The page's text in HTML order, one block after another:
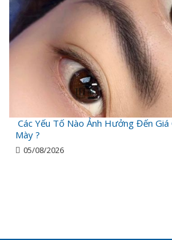
Các Yếu Tố Nào Ảnh Hưởng Đến Giá
Mày ?
05/08/2026